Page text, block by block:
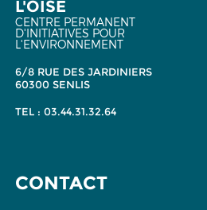
L'OISE
CENTRE PERMANENT
D'INITIATIVES POUR
L'ENVIRONNEMENT
6/8 RUE DES JARDINIERS
60300 SENLIS
TEL : 03.44.31.32.64
CONTACT